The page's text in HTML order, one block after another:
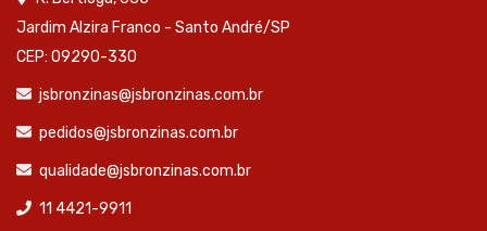
Jardim Alzira Franco - Santo André/SP
CEP: 09290-330
jsbronzinas@jsbronzinas.com.br
pedidos@jsbronzinas.com.br
qualidade@jsbronzinas.com.br
11 4421-9911